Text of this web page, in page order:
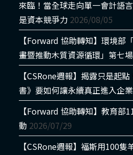
來臨！當全球走向單一會計語
是資本競爭力 2026/08/05
【Forward 協助轉知】環境部
畫暨推動木質資源循環」第七
【CSRone週報】揭露只是起
書》要如何讓永續真正進入企
【Forward 協助轉知】教育部
動 2026/07/29
【CSRone週報】福斯用100